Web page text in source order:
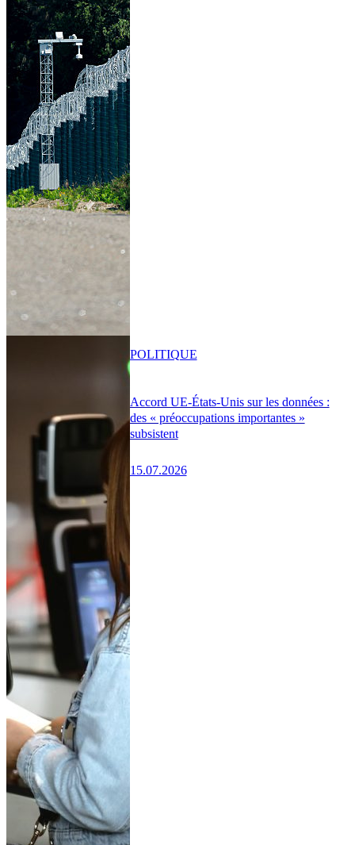
Accord UE-États-Unis sur les données :
des « préoccupations importantes »
subsistent
15.07.2026
POLITIQUE